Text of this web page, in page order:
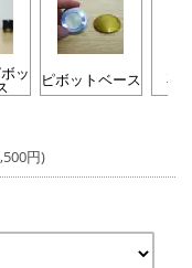
ッ ピボットベース 専
円)